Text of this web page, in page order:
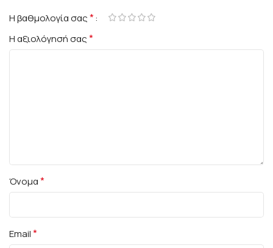
Η βαθμολογία σας*
Η αξιολόγησή σας*
Όνομα*
Email*